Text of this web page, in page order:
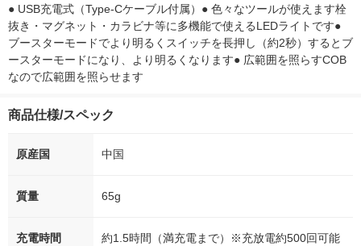
● USB充電式（Type-Cケーブル付属）● 色々なツールが使えます栓
抜き・マグネット・カラビナ等に多機能で使えるLEDライトです●
ブースターモードでより明るくスイッチを長押し（約2秒）するとブ
ースターモードになり、より明るくなります● 広範囲を照らすCOB
なので広範囲を照らせます
商品仕様/スペック
原産国 中国
質量 65g
充電時間 約1.5時間（満充電まで）※充放電約500回可能